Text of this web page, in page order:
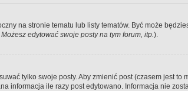
na stronie tematu lub listy tematów. Być może
edytować swoje posty na tym forum, itp.).
tylko swoje posty. Aby zmienić post (czasem jest
informacja ile razy post edytowano. Informacja nie